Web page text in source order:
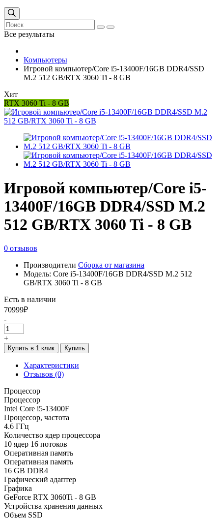
Все результаты
Компьютеры
Игровой компьютер/Core i5-13400F/16GB DDR4/SSD
M.2 512 GB/RTX 3060 Ti - 8 GB
Хит
RTX 3060 Ti - 8 GB
Игровой компьютер/Core i5-
13400F/16GB DDR4/SSD M.2
512 GB/RTX 3060 Ti - 8 GB
0 отзывов
Производители Сборка от магазина
Модель: Core i5-13400F/16GB DDR4/SSD M.2 512
GB/RTX 3060 Ti - 8 GB
Есть в наличии
70999₽
-
+
Купить в 1 клик Купить
Характеристики
Отзывов (0)
Процессор
Процессор
Intel Core i5-13400F
Процессор, частота
4.6 ГГц
Количество ядер процессора
10 ядер 16 потоков
Оперативная память
Оперативная память
16 GB DDR4
Графический адаптер
Графика
GeForce RTX 3060Ti - 8 GB
Устройства хранения данных
Объем SSD